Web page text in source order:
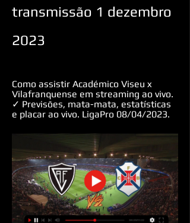
transmissão 1 dezembro
2023
Como assistir Académico Viseu x
Vilafranquense em streaming ao vivo.
✓ Previsões, mata-mata, estatísticas
e placar ao vivo. LigaPro 08/04/2023.